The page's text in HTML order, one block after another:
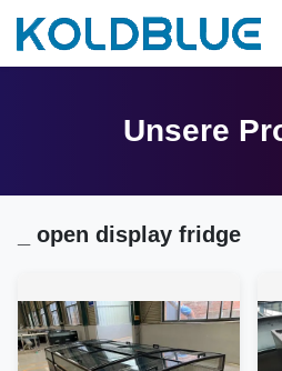
Unsere
_ open display fridge